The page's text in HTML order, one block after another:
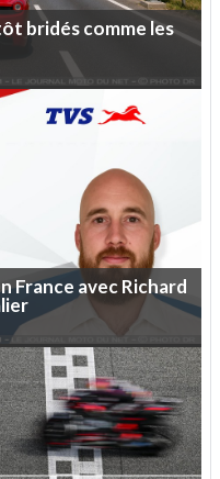
bridéscommeles
France avecRichard